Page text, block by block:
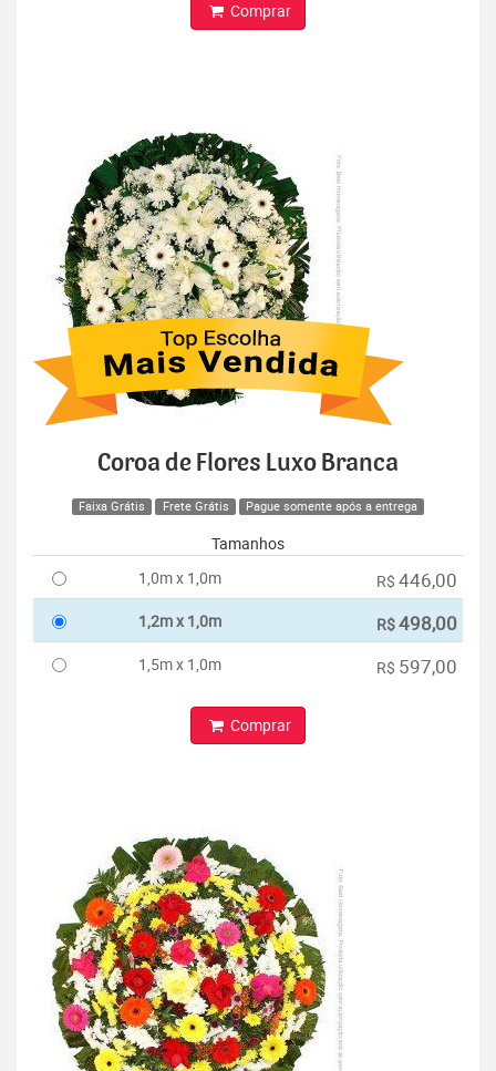
Comprar
Coroa de Flores Luxo Branca
Faixa Grátis Frete Grátis Pague somente após a entrega
Tamanhos
1,0m x 1,0m
R$ 446,00
1,2m x 1,0m R$498,00
1,5m x 1,0m R$ 597,00
Comprar